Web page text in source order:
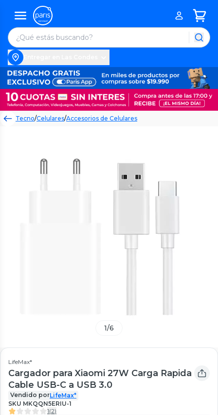
Tecno/Celulares/Accesorios de Celulares
1/6
LifeMax*
Cargador para Xiaomi 27W Carga Rapida
Cable USB-C a USB 3.0
Vendido porLifeMax*
SKU MKQQN5ERIU-1
1(2)